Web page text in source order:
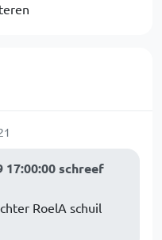
17:00:00 schreef
RoelA schuil